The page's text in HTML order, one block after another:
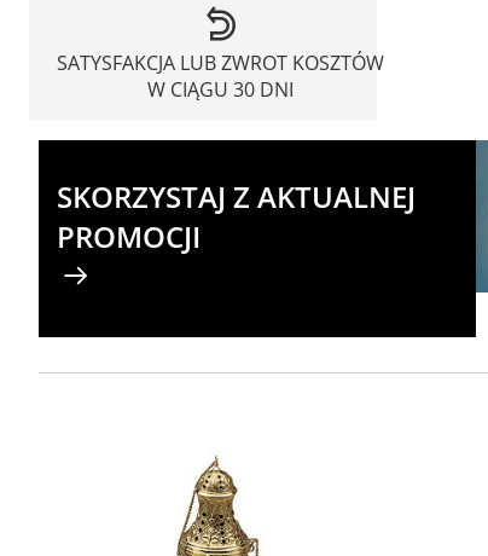
SATYSFAKCJA LUB ZWROT KOSZTÓW
W CIĄGU 30 DNI
SKORZYSTAJ Z AKTUALNEJ
PROMOCJI